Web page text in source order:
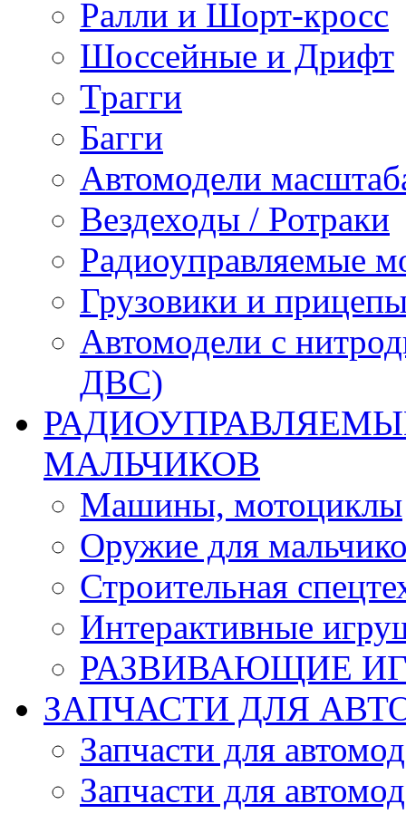
Ралли и Шорт-кросс
Шоссейные и Дрифт
Трагги
Багги
Автомодели
Вездеходы / Ротраки
Радиоуправляемые
Грузовики и
Автомодели с
ДВС)
МАЛЬЧИКОВ
Машины, мотоциклы
Оружие для
Строительная
Интерактивные
РАЗВИВАЮЩИЕ
ЗАПЧАСТИ ДЛЯ
Запчасти для
Запчасти для